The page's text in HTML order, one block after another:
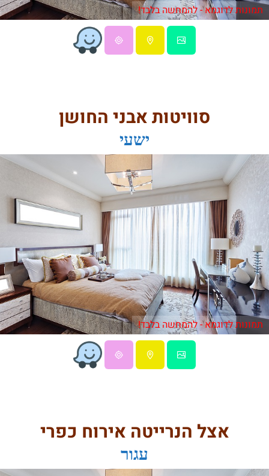
תמונות לדוגמא - להמחשה בלבד!
סוויטות אבני החושן
ישעי
תמונות לדוגמא - להמחשה בלבד!
אצל הנרייטה אירוח כפרי
עגור